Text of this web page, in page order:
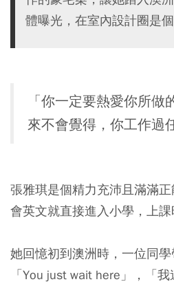
體曝光，在室內設計圈是個
「你一定要熱愛你所做
來不會覺得，你工作過
張雅琪是個精力充沛且滿滿
會英文就直接進入小學，上課
她回憶初到澳洲時，一位同學
「You just wait here」，「